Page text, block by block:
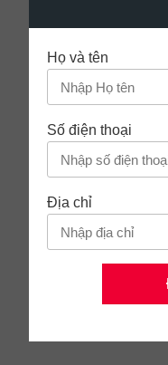
Họ và tên
Số điện thoại
Địa chỉ